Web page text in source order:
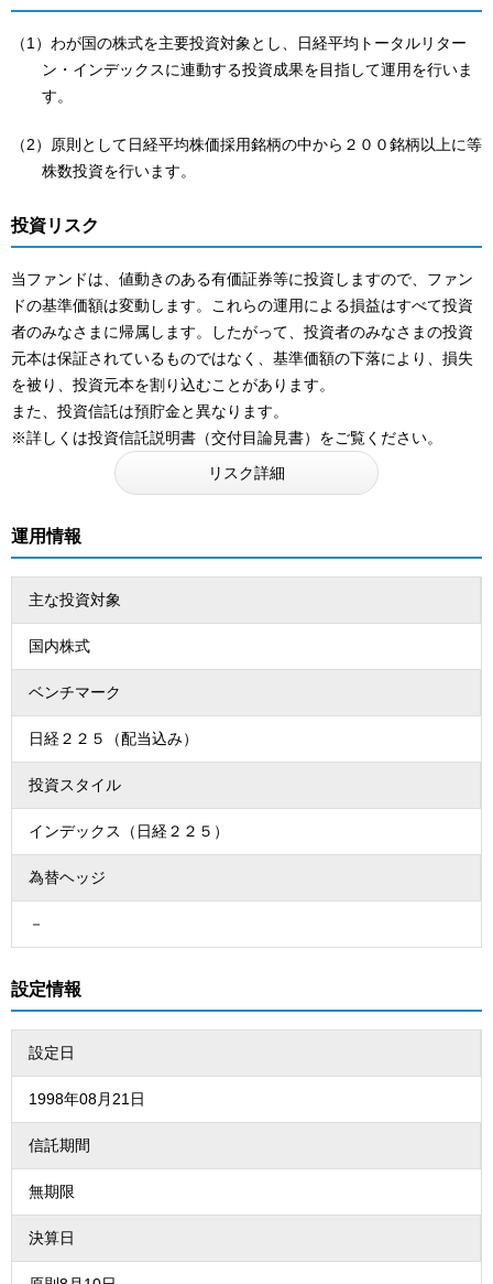
（1）わが国の株式を主要投資対象とし、日経平均トータルリター
ン・インデックスに連動する投資成果を目指して運用を行いま
す。
（2）原則として日経平均株価採用銘柄の中から２００銘柄以上に等
株数投資を行います。
投資リスク
当ファンドは、値動きのある有価証券等に投資しますので、ファン
ドの基準価額は変動します。これらの運用による損益はすべて投資
者のみなさまに帰属します。したがって、投資者のみなさまの投資
元本は保証されているものではなく、基準価額の下落により、損失
を被り、投資元本を割り込むことがあります。
また、投資信託は預貯金と異なります。
※詳しくは投資信託説明書（交付目論見書）をご覧ください。
リスク詳細
運用情報
主な投資対象
国内株式
ベンチマーク
日経２２５（配当込み）
投資スタイル
インデックス（日経２２５）
為替ヘッジ
－
設定情報
設定日
1998年08月21日
信託期間
無期限
決算日